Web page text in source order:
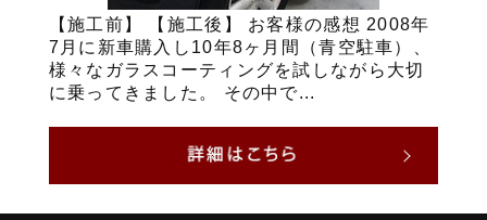
【施工前】 【施工後】 お客様の感想 2008年
7月に新車購入し10年8ヶ月間（青空駐車）、
様々なガラスコーティングを試しながら大切
に乗ってきました。 その中で...